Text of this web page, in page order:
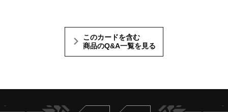
このカードを含む
商品のQ&A一覧を見る